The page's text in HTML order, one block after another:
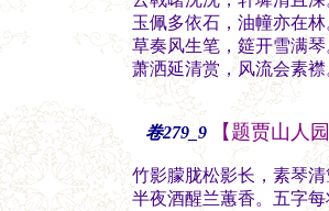
玉佩多依石，油幢亦在
草奏风生笔，筵开雪满
萧洒延清赏，风流会素
卷279_9 【题贾山人
竹影朦胧松影长，素琴
半夜酒醒兰蕙香。五字